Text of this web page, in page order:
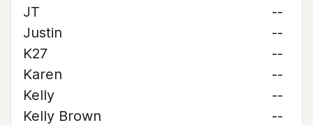
JT
--
Justin
--
K27
--
Karen
--
Kelly
--
Kelly Brown
--